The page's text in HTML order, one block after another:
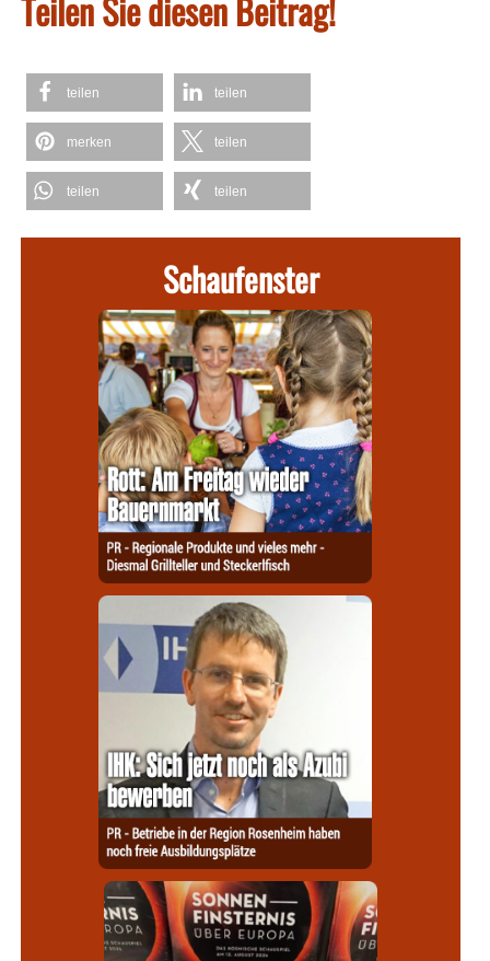
Teilen Sie diesen Beitrag!
teilen teilen
merken teilen
teilen teilen
Schaufenster